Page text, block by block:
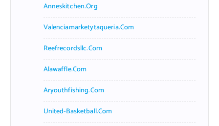
Anneskitchen.org
Valenciamarketytaqueria.com
Reefrecordsllc.com
Alawaffle.com
Aryouthfishing.com
United-Basketball.com